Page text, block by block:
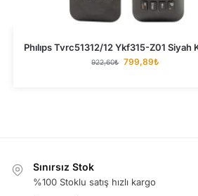
Phılıps Tvrc51312/12 Ykf315-Z01
922,60₺ 799,89₺
Sınırsız Stok
%100 Stoklu satış hızlı kargo